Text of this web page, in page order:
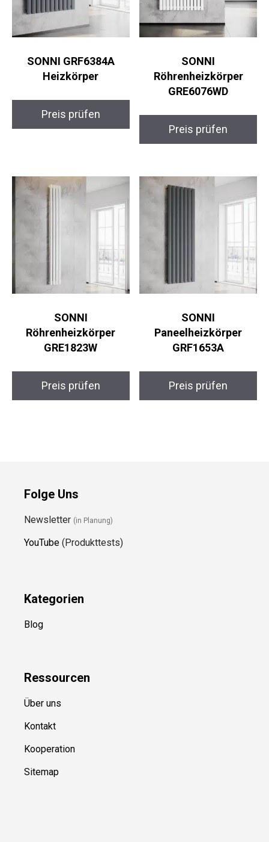
SONNI GRF6384A
Heizkörper
Preis prüfen
SONNI
Röhrenheizkörper
GRE6076WD
Preis prüfen
SONNI
Röhrenheizkörper
GRE1823W
Preis prüfen
SONNI
Paneelheizkörper
GRF1653A
Preis prüfen
Folge Uns
Newsletter (in Planung)
YouTube (Produkttests)
Kategorien
Blog
Ressourcen
Über uns
Kontakt
Kooperation
Sitemap